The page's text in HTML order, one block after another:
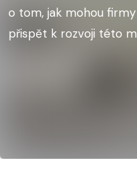
o tom, jak mohou
přispět k rozvoji této